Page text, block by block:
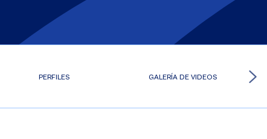
PERFILES GALERÍA DE VIDEOS